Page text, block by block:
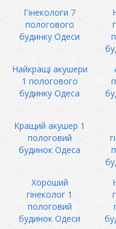
Гінекологи 7
пологового
будинку Одеси
Найкращі акушери
1 пологового
будинку Одеса
Кращий акушер 1
пологовий
будинок Одеса
Хороший
гінеколог 1
пологовий
будинок Одеси